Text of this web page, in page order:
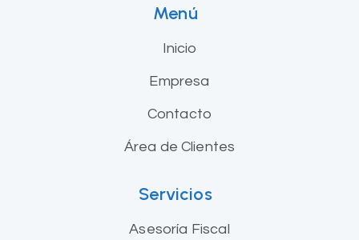
Menú
Inicio
Empresa
Contacto
Área de Clientes
Servicios
Asesoría Fiscal